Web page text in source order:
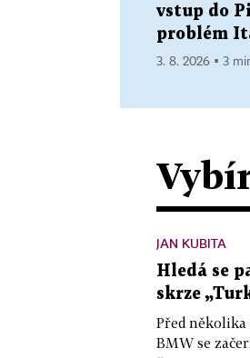
vstup do
problém
3. 8. 2026 ▪ 3
JAN KUBITA
Hledá se
skrze
Před
BMW se